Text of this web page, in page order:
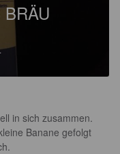
in sich zusammen.
Banane gefolgt